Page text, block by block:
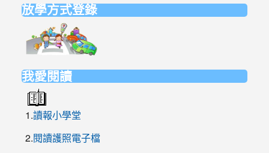
放學方式登錄
https://elem.nehs.hc.edu.tw/traffic/
我愛閱讀
1.讀報小學堂
2.閱讀護照電子檔